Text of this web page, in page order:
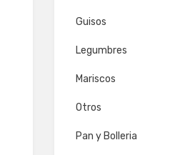
Guisos
Legumbres
Mariscos
Otros
Pan y Bolleria